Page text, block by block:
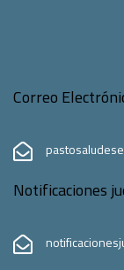
Correo
Notificaciones